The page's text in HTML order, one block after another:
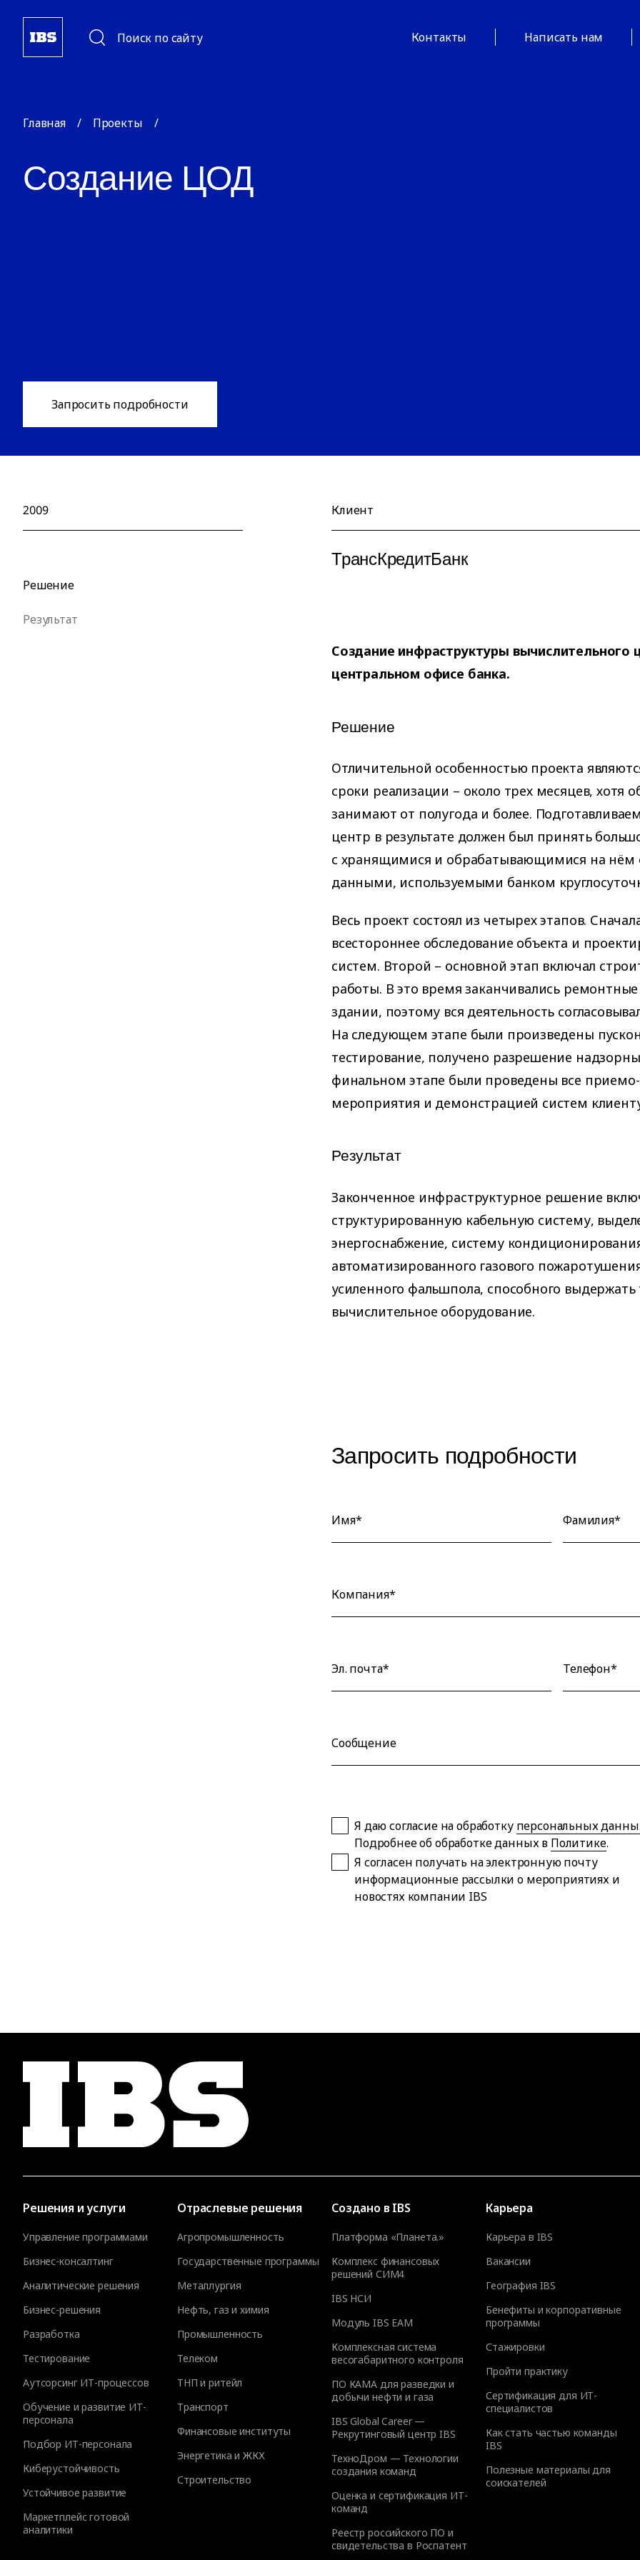
Поиск по сайту Контакты Написать нам
Главная / Проекты /
Создание ЦОД
Запросить подробности
2009
Решение
Результат
Клиент
ТрансКредитБанк
Создание инфраструктуры вычислительного
центральном офисе банка.
Решение
Отличительной особенностью проекта
сроки реализации – около трех месяцев, хотя
занимают от полугода и более.
центр в результате должен был принять
с хранящимися и обрабатывающимися на
данными, используемыми банком
Весь проект состоял из четырех этапов.
всестороннее обследование объекта и
систем. Второй – основной этап включал
работы. В это время заканчивались
здании, поэтому вся деятельность
На следующем этапе были произведены
тестирование, получено разрешение
финальном этапе были проведены все
мероприятия и демонстрацией систем
Результат
Законченное инфраструктурное решение
структурированную кабельную систему,
энергоснабжение, систему
автоматизированного газового
усиленного фальшпола, способного выдержать
вычислительное оборудование.
Запросить подробности
Имя* Фамилия*
Компания*
Эл. почта* Телефон*
Сообщение
Я даю согласие на обработку персональных
Подробнее об обработке данных в Политике.
Я согласен получать на электронную почту
информационные рассылки о мероприятиях и
новостях компании IBS
Решения и услуги
Управление программами
Бизнес-консалтинг
Аналитические решения
Бизнес-решения
Разработка
Тестирование
Аутсорсинг ИТ-процессов
Обучение и развитие ИТ-
персонала
Подбор ИТ-персонала
Киберустойчивость
Устойчивое развитие
Маркетплейс готовой
аналитики
Отраслевые решения
Агропромышленность
Государственные программы
Металлургия
Нефть, газ и химия
Промышленность
Телеком
ТНП и ритейл
Транспорт
Финансовые институты
Энергетика и ЖКХ
Строительство
Создано в IBS
Платформа «Планета.»
Комплекс финансовых
решений СИМ4
IBS НСИ
Модуль IBS EAM
Комплексная система
весогабаритного контроля
ПО КАМА для разведки и
добычи нефти и газа
IBS Global Career —
Рекрутинговый центр IBS
ТехноДром — Технологии
создания команд
Оценка и сертификация ИТ-
команд
Реестр российского ПО и
свидетельства в Роспатент
Карьера
Карьера в IBS
Вакансии
География IBS
Бенефиты и корпоративные
программы
Стажировки
Пройти практику
Сертификация для ИТ-
специалистов
Как стать частью команды
IBS
Полезные материалы для
соискателей